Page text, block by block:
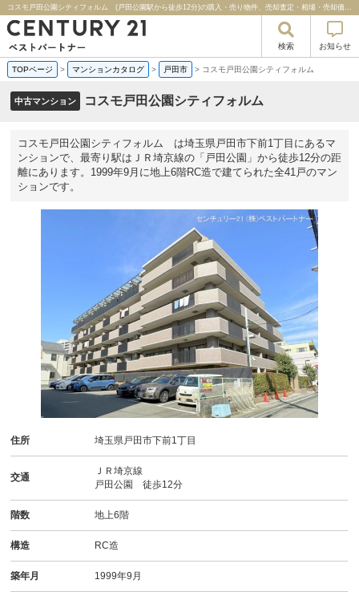
コスモ戸田公園シティフォルム (戸田公園駅から徒歩12分)の購入・売り物件、売却査定・相場・売却価格マンション情報｜センチュリー２１ベストパートナー
検索 お知らせ
TOPページ > マンションカタログ > 戸田市 > コスモ戸田公園シティフォルム
中古マンション コスモ戸田公園シティフォルム
コスモ戸田公園シティフォルム は埼玉県戸田市下前1丁目にあるマ
ンションで、最寄り駅はＪＲ埼京線の「戸田公園」から徒歩12分の距
離にあります。1999年9月に地上6階RC造で建てられた全41戸のマン
ションです。
住所 埼玉県戸田市下前1丁目
交通
ＪＲ埼京線
戸田公園 徒歩12分
階数 地上6階
構造 RC造
築年月 1999年9月